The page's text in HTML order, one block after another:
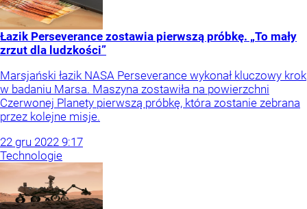
Łazik Perseverance zostawia pierwszą próbkę. „To mały
zrzut dla ludzkości”
Marsjański łazik NASA Perseverance wykonał kluczowy krok
w badaniu Marsa. Maszyna zostawiła na powierzchni
Czerwonej Planety pierwszą próbkę, która zostanie zebrana
przez kolejne misje.
22 gru 2022 9:17
Technologie